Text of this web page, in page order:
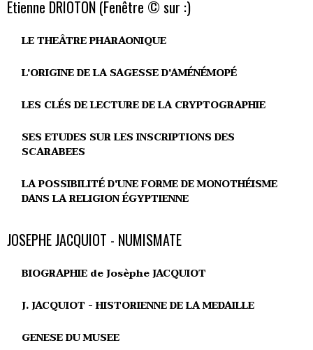
Etienne DRIOTON (Fenêtre © sur :)
LE THEÂTRE PHARAONIQUE
L'ORIGINE DE LA SAGESSE D'AMÉNÉMOPÉ
LES CLÉS DE LECTURE DE LA CRYPTOGRAPHIE
SES ETUDES SUR LES INSCRIPTIONS DES
SCARABEES
LA POSSIBILITÉ D'UNE FORME DE MONOTHÉISME
DANS LA RELIGION ÉGYPTIENNE
JOSEPHE JACQUIOT - NUMISMATE
BIOGRAPHIE de Josèphe JACQUIOT
J. JACQUIOT - HISTORIENNE DE LA MEDAILLE
GENESE DU MUSEE